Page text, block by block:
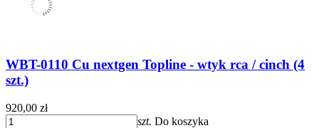
WBT-0110 Cu nextgen Topline - wtyk rca / cinch (4
szt.)
920,00 zł
szt. Do koszyka